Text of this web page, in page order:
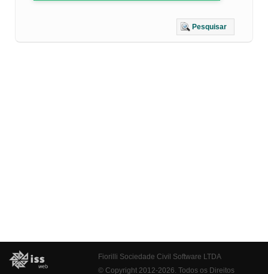
Pesquisar
Fiorilli Sociedade Civil Software LTDA
© Copyright 2012-2026. Todos os Direitos